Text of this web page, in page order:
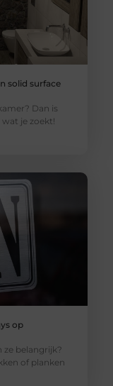
solid surface
Dan is
je zoekt!
op
ze belangrijk?
of planken